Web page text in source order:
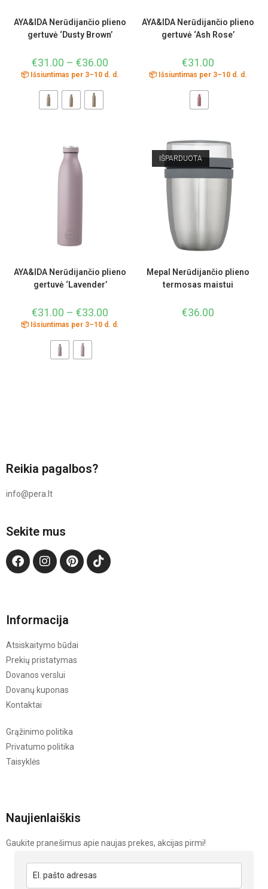
AYA&IDA Nerūdijančio plieno
gertuvė ‘Dusty Brown’
€31.00 – €36.00
📦 Išsiuntimas per 3–10 d. d.
AYA&IDA Nerūdijančio plieno
gertuvė ‘Ash Rose’
€31.00
📦 Išsiuntimas per 3–10 d. d.
AYA&IDA Nerūdijančio plieno
gertuvė ‘Lavender’
€31.00 – €33.00
📦 Išsiuntimas per 3–10 d. d.
IŠPARDUOTA
Mepal Nerūdijančio plieno
termosas maistui
€36.00
Reikia pagalbos?
info@pera.lt
Sekite mus
Informacija
Atsiskaitymo būdai
Prekių pristatymas
Dovanos verslui
Dovanų kuponas
Kontaktai
Grąžinimo politika
Privatumo politika
Taisyklės
Naujienlaiškis
Gaukite pranešimus apie naujas prekes, akcijas pirmi!